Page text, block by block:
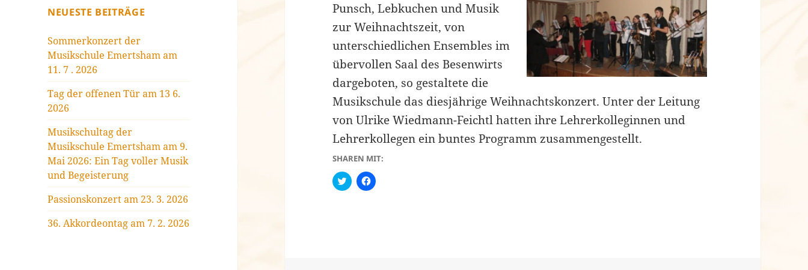
NEUESTE BEITRÄGE
Sommerkonzert der
Musikschule Emertsham am
11. 7 . 2026
Tag der offenen Tür am 13 6.
2026
Musikschultag der
Musikschule Emertsham am 9.
Mai 2026: Ein Tag voller Musik
und Begeisterung
Passionskonzert am 23. 3. 2026
36. Akkordeontag am 7. 2. 2026
Punsch, Lebkuchen und Musik
zur Weihnachtszeit, von
unterschiedlichen Ensembles im
übervollen Saal des Besenwirts
dargeboten, so gestaltete die
Musikschule das diesjährige Weihnachtskonzert. Unter der Leitung
von Ulrike Wiedmann-Feichtl hatten ihre Lehrerkolleginnen und
Lehrerkollegen ein buntes Programm zusammengestellt.
SHAREN MIT:
C
l
K
l